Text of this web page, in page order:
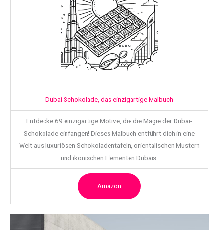
Dubai Schokolade, das einzigartige Malbuch
Entdecke 69 einzigartige Motive, die die Magie der Dubai-
Schokolade einfangen! Dieses Malbuch entführt dich in eine
Welt aus luxuriösen Schokoladentafeln, orientalischen Mustern
und ikonischen Elementen Dubais.
Amazon